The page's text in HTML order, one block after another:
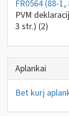
FR0564 (88-
PVM
3 str.) (2)
Aplankai
Bet kurį